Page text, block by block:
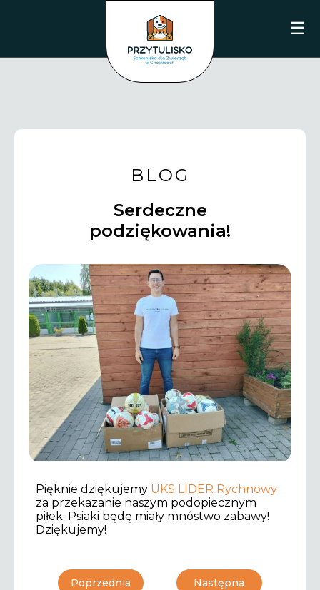
☰
BLOG
Serdeczne
podziękowania!
Pięknie dziękujemy UKS LIDER Rychnowy
za przekazanie naszym podopiecznym
piłek. Psiaki będę miały mnóstwo zabawy!
Dziękujemy!
Poprzednia Następna